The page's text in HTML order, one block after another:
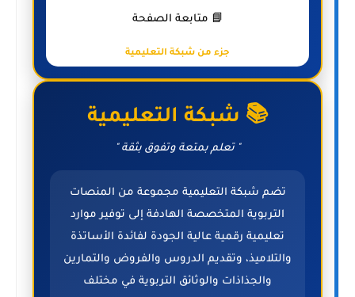
📘 متابعة الصفحة
جزء من شبكة التعليمية
📚 شبكة التعليمية
" تعلم بمتعة وتفوق بثقة "
تضم شبكة التعليمية مجموعة من المنصات
التربوية المتخصصة الهادفة إلى توفير موارد
تعليمية رقمية عالية الجودة لفائدة الأساتذة
والتلاميذ، وتقديم الدروس والفروض والتمارين
والجذاذات والوثائق التربوية في مختلف